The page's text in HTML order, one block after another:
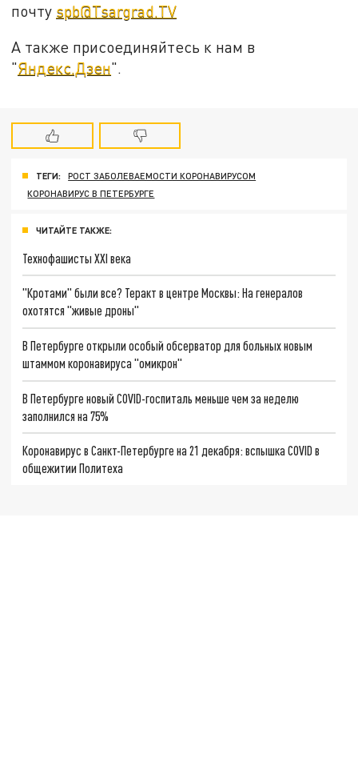
почту spb@Tsargrad.TV
А также присоединяйтесь к нам в
"Яндекс.Дзен".
ТЕГИ:
РОСТ ЗАБОЛЕВАЕМОСТИ КОРОНАВИРУСОМ
КОРОНАВИРУС В ПЕТЕРБУРГЕ
ЧИТАЙТЕ ТАКЖЕ:
Технофашисты XXI века
"Кротами" были все? Теракт в центре Москвы: На генералов
охотятся "живые дроны"
В Петербурге открыли особый обсерватор для больных новым
штаммом коронавируса "омикрон"
В Петербурге новый COVID-госпиталь меньше чем за неделю
заполнился на 75%
Коронавирус в Санкт-Петербурге на 21 декабря: вспышка COVID в
общежитии Политеха